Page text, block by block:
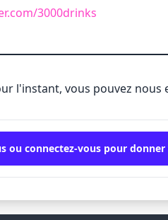
3000drinks
l'instant, vous pouvez nous
ou connectez-vous pour